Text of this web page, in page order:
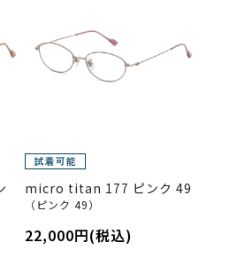
micro titan 177 ピンク 49
（ピンク 49）
22,000円(税込)